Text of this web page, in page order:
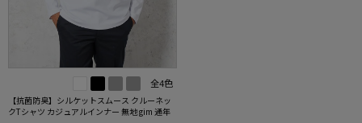
全4色
【抗菌防臭】シルケットスムース クルーネッ
クTシャツ カジュアルインナー 無地 gim 通年